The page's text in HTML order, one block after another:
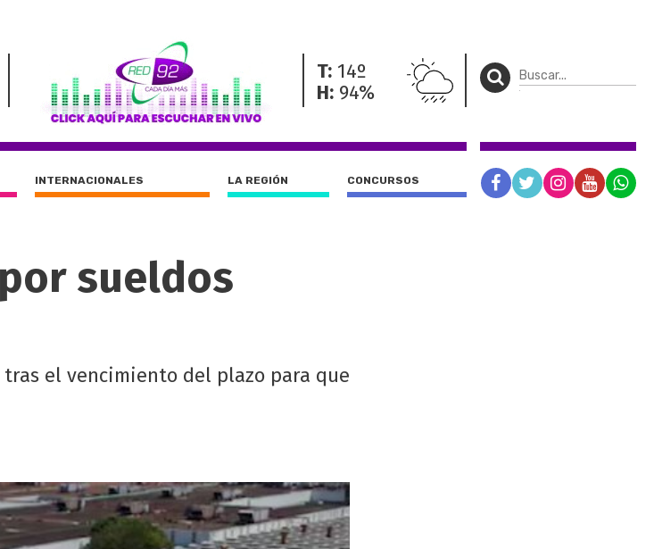
T: 14º
H: 94%
INTERNACIONALES LA REGIÓN CONCURSOS
por sueldos
el vencimiento del plazo para que